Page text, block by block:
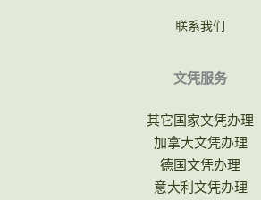
联系我们
文凭服务
其它国家文凭办理
加拿大文凭办理
德国文凭办理
意大利文凭办理